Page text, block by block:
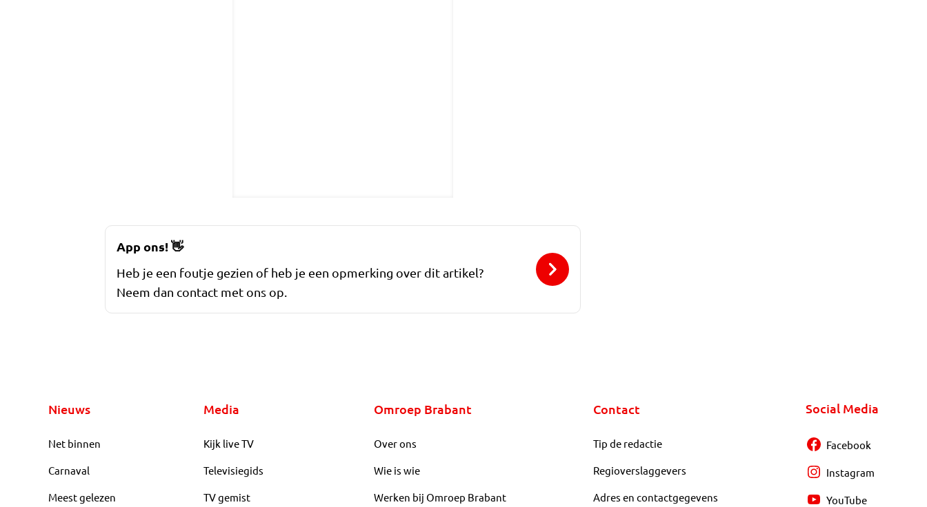
App ons!👋
Heb je een foutje gezien of heb je een opmerking over dit artikel?
Neem dan contact met ons op.
Nieuws
Net binnen
Carnaval
Meest gelezen
Media
Kijk live TV
Televisiegids
TV gemist
Omroep Brabant
Over ons
Wie is wie
Werken bij Omroep Brabant
Contact
Tip de redactie
Regioverslaggevers
Adres en contactgegevens
Social Media
Facebook
Instagram
YouTube